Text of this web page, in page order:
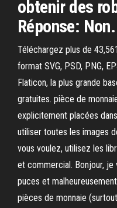
obtenir des
Réponse:
Téléchargez plus de
format SVG, PSD, PNG,
Flaticon, la plus grande
gratuites. pièce de
explicitement placées
utiliser toutes les images
vous voulez, utilisez les
et commercial. Bonjour,
puces et
pièces de monnaie